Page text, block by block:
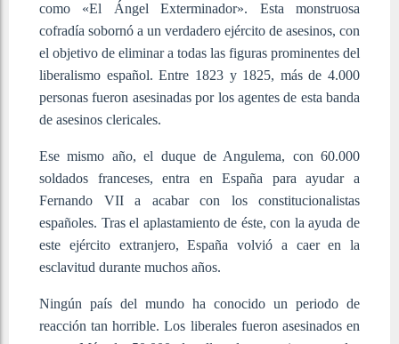
como «El Ángel Exterminador». Esta monstruosa
cofradía sobornó a un verdadero ejército de asesinos, con
el objetivo de eliminar a todas las figuras prominentes del
liberalismo español. Entre 1823 y 1825, más de 4.000
personas fueron asesinadas por los agentes de esta banda
de asesinos clericales.
Ese mismo año, el duque de Angulema, con 60.000
soldados franceses, entra en España para ayudar a
Fernando VII a acabar con los constitucionalistas
españoles. Tras el aplastamiento de éste, con la ayuda de
este ejército extranjero, España volvió a caer en la
esclavitud durante muchos años.
Ningún país del mundo ha conocido un periodo de
reacción tan horrible. Los liberales fueron asesinados en